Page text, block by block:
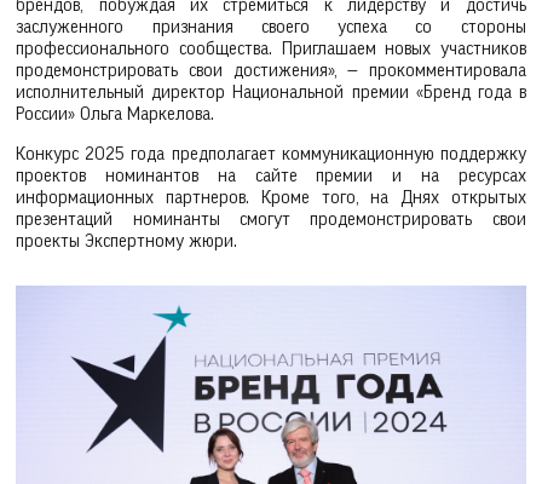
брендов, побуждая их стремиться к лидерству и достичь
заслуженного признания своего успеха со стороны
профессионального сообщества. Приглашаем новых участников
продемонстрировать свои достижения», — прокомментировала
исполнительный директор Национальной премии «Бренд года в
России» Ольга Маркелова.
Конкурс 2025 года предполагает коммуникационную поддержку
проектов номинантов на сайте премии и на ресурсах
информационных партнеров. Кроме того, на Днях открытых
презентаций номинанты смогут продемонстрировать свои
проекты Экспертному жюри.